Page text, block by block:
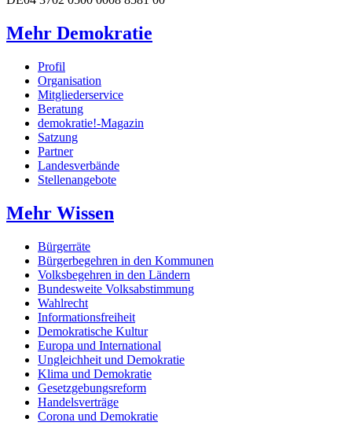
Mehr Demokratie
Profil
Organisation
Mitgliederservice
Beratung
demokratie!-Magazin
Satzung
Partner
Landesverbände
Stellenangebote
Mehr Wissen
Bürgerräte
Bürgerbegehren in den Kommunen
Volksbegehren in den Ländern
Bundesweite Volksabstimmung
Wahlrecht
Informationsfreiheit
Demokratische Kultur
Europa und International
Ungleichheit und Demokratie
Klima und Demokratie
Gesetzgebungsreform
Handelsverträge
Corona und Demokratie